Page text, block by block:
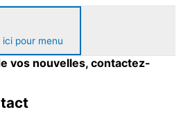
ici pour menu
vos nouvelles, contactez-